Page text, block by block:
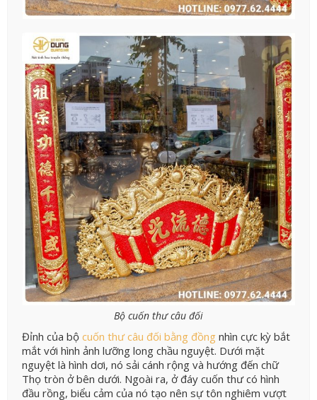
Bộ cuốn thư câu đối
Đỉnh của bộ cuốn thư câu đối bằng đồng nhìn cực kỳ bắt
mắt với hình ảnh lưỡng long chầu nguyệt. Dưới mặt
nguyệt là hình dơi, nó sải cánh rộng và hướng đến chữ
Thọ tròn ở bên dưới. Ngoài ra, ở đáy cuốn thư có hình
đầu rồng, biểu cảm của nó tạo nên sự tôn nghiêm vượt